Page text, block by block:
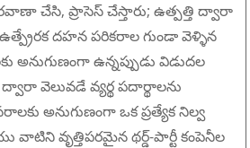
చేసి, ప్రాసెస్ చేస్తారు; ఉత్పత్తి ద్వారా
దహన పరికరాల గుండా వెళ్ళిన
అనుగుణంగా ఉన్నప్పుడు విడుదల
వెలువడే వ్యర్థ పదార్థాలను
అనుగుణంగా ఒక ప్రత్యేక నిల్వ
వృత్తిపరమైన థర్డ్-పార్టీ కంపెనీల